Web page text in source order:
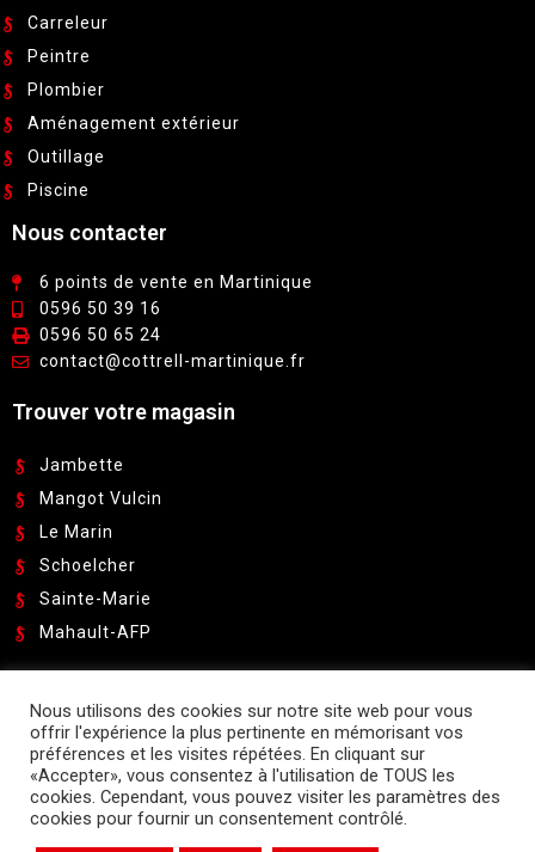
Carreleur
Peintre
Plombier
Aménagement extérieur
Outillage
Piscine
Nous contacter
6 points de vente en Martinique
0596 50 39 16
0596 50 65 24
contact@cottrell-martinique.fr
Trouver votre magasin
Jambette
Mangot Vulcin
Le Marin
Schoelcher
Sainte-Marie
Mahault-AFP
Suivez-nous sur
Nous utilisons des cookies sur notre site web pour vous
offrir l'expérience la plus pertinente en mémorisant vos
préférences et les visites répétées. En cliquant sur
«Accepter», vous consentez à l'utilisation de TOUS les
cookies. Cependant, vous pouvez visiter les paramètres des
cookies pour fournir un consentement contrôlé.